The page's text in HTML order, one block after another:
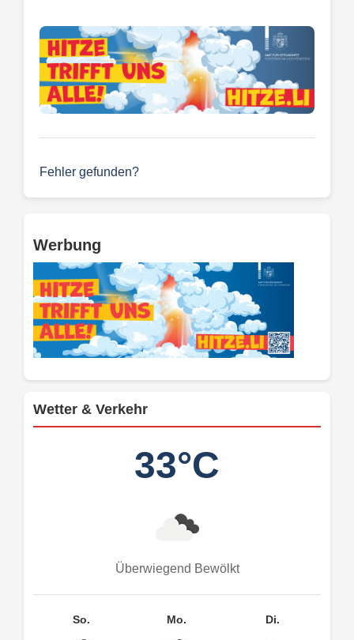
Fehler gefunden?
Werbung
Wetter & Verkehr
33°C
Überwiegend Bewölkt
So. Mo. Di.